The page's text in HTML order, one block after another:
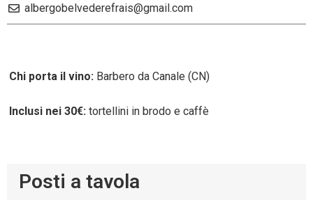
albergobelvederefrais@gmail.com
Chi porta il vino: Barbero da Canale (CN)
Inclusi nei 30€: tortellini in brodo e caffè
Posti a tavola